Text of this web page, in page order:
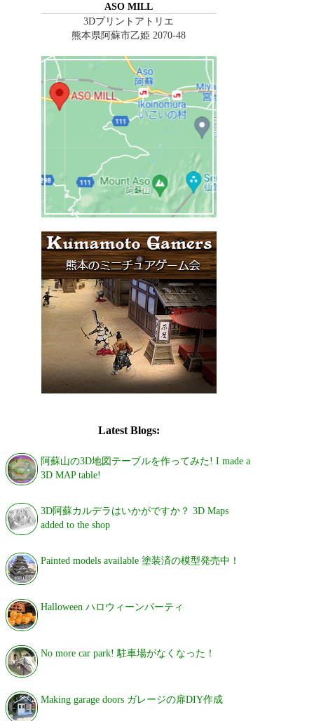
ASO MILL
3Dプリントアトリエ
熊本県阿蘇市乙姫 2070-48
Latest Blogs:
阿蘇山の3D地図テーブルを作ってみた! I made a
3D MAP table!
3D阿蘇カルデラはいかがですか？ 3D Maps
added to the shop
Painted models available 塗装済の模型発売中！
Halloween ハロウィーンパーティ
No more car park! 駐車場がなくなった！
Making garage doors ガレージの扉DIY作成